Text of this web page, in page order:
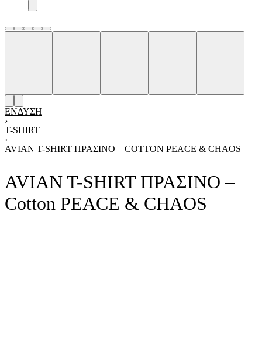
ΈΝΔΥΣΗ
›
T-SHIRT
›
AVIAN T-SHIRT ΠΡΑΣΙΝΟ – COTTON PEACE & CHAOS
AVIAN T-SHIRT ΠΡΑΣΙΝΟ –
Cotton PEACE & CHAOS